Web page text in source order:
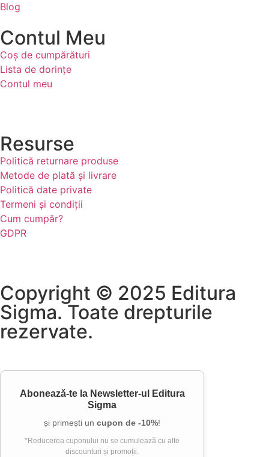
Blog
Contul Meu
Coș de cumpărături
Lista de dorințe
Contul meu
Resurse
Politică returnare produse
Metode de plată și livrare
Politică date private
Termeni și condiții
Cum cumpăr?
GDPR
Copyright © 2025 Editura
Sigma. Toate drepturile
rezervate.
Abonează-te la Newsletter-ul Editura
Sigma
și primești un cupon de -10%!
*Reducerea cuponului nu se cumulează cu alte
discounturi și promoții.